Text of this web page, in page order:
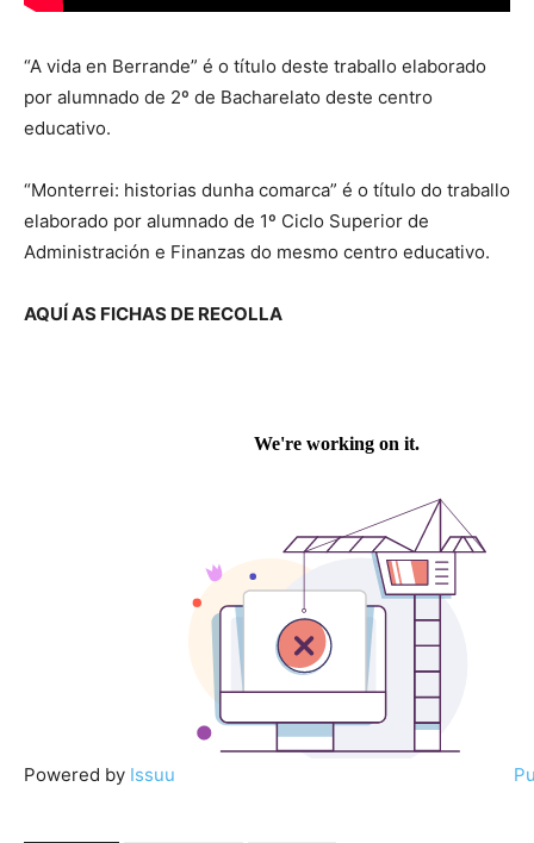
“A vida en Berrande” é o título deste traballo elaborado
por alumnado de 2º de Bacharelato deste centro
educativo.
“Monterrei: historias dunha comarca” é o título do traballo
elaborado por alumnado de 1º Ciclo Superior de
Administración e Finanzas do mesmo centro educativo.
AQUÍ AS FICHAS DE RECOLLA
Powered by Issuu